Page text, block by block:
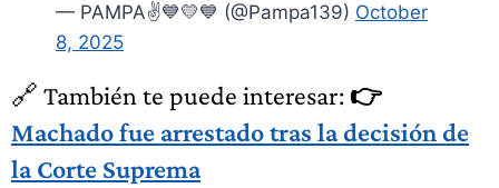
— PAMPA✌️💙💛💙 (@Pampa139) October
8, 2025
🔗 También te puede interesar: 👉
Machado fue arrestado tras la decisión de
la Corte Suprema